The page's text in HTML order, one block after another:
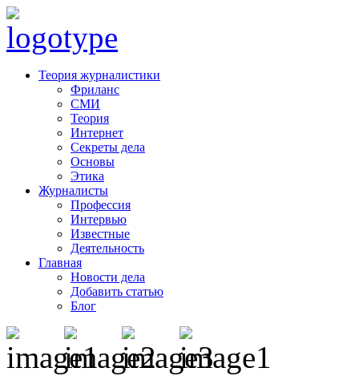
Теория журналистики
Фриланс
СМИ
Теория
Интернет
Секреты дела
Основы
Этика
Журналисты
Профессия
Интервью
Известные
Деятельность
Главная
Новости дела
Добавить статью
Блог